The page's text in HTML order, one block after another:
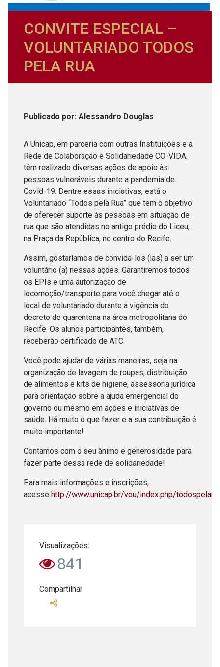
CONVITE ESPECIAL –
VOLUNTARIADO TODOS
PELA RUA
Publicado por: Alessandro Douglas
A Unicap, em parceria com outras Instituições e a
Rede de Colaboração e Solidariedade CO-VIDA,
têm realizado diversas ações de apoio às
pessoas vulneráveis durante a pandemia de
Covid-19. Dentre essas iniciativas, está o
Voluntariado “Todos pela Rua” que tem o objetivo
de oferecer suporte às pessoas em situação de
rua que são atendidas no antigo prédio do Liceu,
na Praça da República, no centro do Recife.
Assim, gostaríamos de convidá-los (las) a ser um
voluntário (a) nessas ações. Garantiremos todos
os EPIs e uma autorização de
locomoção/transporte para você chegar até o
local de voluntariado durante a vigência do
decreto de quarentena na área metropolitana do
Recife. Os alunos participantes, também,
receberão certificado de ATC.
Você pode ajudar de várias maneiras, seja na
organização de lavagem de roupas, distribuição
de alimentos e kits de higiene, assessoria jurídica
para orientação sobre a ajuda emergencial do
governo ou mesmo em ações e iniciativas de
saúde. Há muito o que fazer e a sua contribuição é
muito importante!
Contamos com o seu ânimo e generosidade para
fazer parte dessa rede de solidariedade!
Para mais informações e inscrições,
acesse http://www.unicap.br/vou/index.php/
Visualizações:
841
Compartilhar